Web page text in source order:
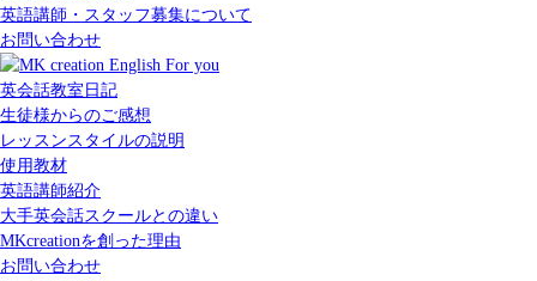
英語講師・スタッフ募集について
お問い合わせ
英会話教室日記
生徒様からのご感想
レッスンスタイルの説明
使用教材
英語講師紹介
大手英会話スクールとの違い
MKcreationを創った理由
お問い合わせ